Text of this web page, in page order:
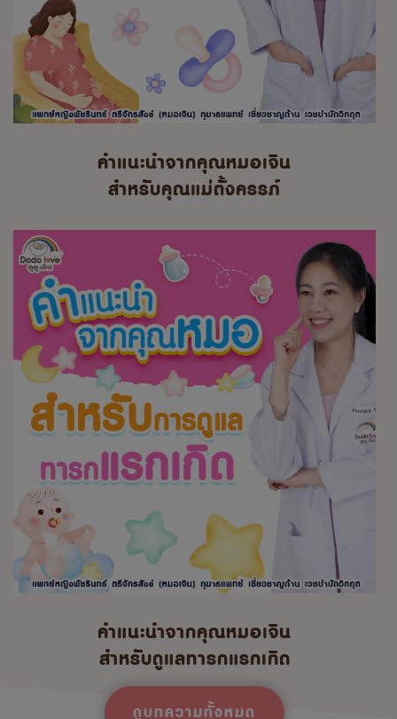
คำแนะนำจากคุณหมอเจิน
สำหรับคุณแม่ตั้งครรภ์
คำแนะนำจากคุณหมอเจิน
สำหรับดูแลทารกแรกเกิด
ดูบทความทั้งหมด